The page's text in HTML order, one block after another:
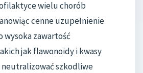
wielu chorób
cenne uzupełnienie
wysoka zawartość
jak flawonoidy i kwasy
szkodliwe